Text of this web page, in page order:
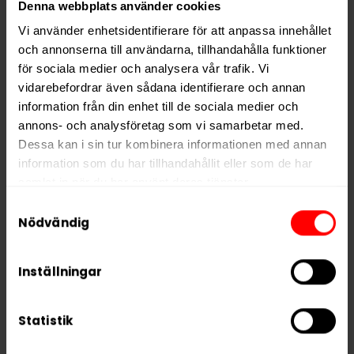
Denna webbplats använder cookies
Vi använder enhetsidentifierare för att anpassa innehållet
och annonserna till användarna, tillhandahålla funktioner
för sociala medier och analysera vår trafik. Vi
vidarebefordrar även sådana identifierare och annan
information från din enhet till de sociala medier och
annons- och analysföretag som vi samarbetar med.
Dessa kan i sin tur kombinera informationen med annan
information som du har tillhandahållit eller som de har
We work with
who may receive and
Nödvändig
Inställningar
Statistik
Format
Slim
Styrka
Extra Stark
Nikotin per gram
66,0 mg/g
Nikotin per portion
42,9 mg
Nikotin per dosa
858 mg
Vikt per dosa
13 g
Portioner per dosa
20
Varumärke
RELATERADE PRODUKTER